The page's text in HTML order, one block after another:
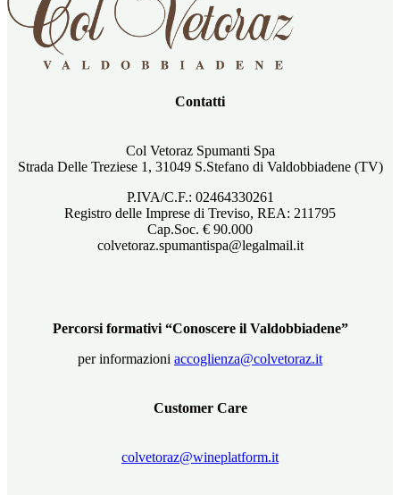
Contatti
Col Vetoraz Spumanti Spa
Strada Delle Treziese 1, 31049 S.Stefano di Valdobbiadene (TV)
P.IVA/C.F.: 02464330261
Registro delle Imprese di Treviso, REA: 211795
Cap.Soc. € 90.000
colvetoraz.spumantispa@legalmail.it
Percorsi formativi “Conoscere il Valdobbiadene”
per informazioni accoglienza@colvetoraz.it
Customer Care
colvetoraz@wineplatform.it